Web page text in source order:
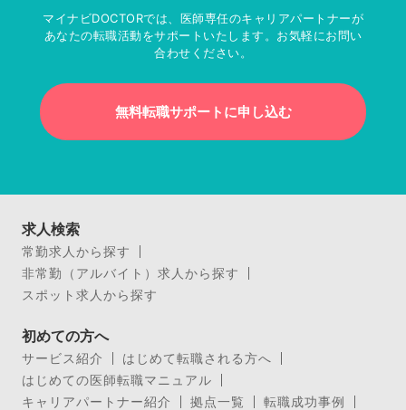
マイナビDOCTORでは、医師専任のキャリアパートナーが
あなたの転職活動をサポートいたします。お気軽にお問い
合わせください。
無料転職サポートに申し込む
求人検索
常勤求人から探す
非常勤（アルバイト）求人から探す
スポット求人から探す
初めての方へ
サービス紹介
はじめて転職される方へ
はじめての医師転職マニュアル
キャリアパートナー紹介
拠点一覧
転職成功事例